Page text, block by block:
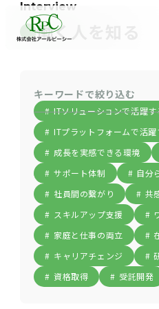
Interview
働く人を知る
キーワードで絞り込む
ITソリューションで活躍
ITプラットフォームで活躍
成長を実感できる環境
サポート体制
自分
社員間の繋がり
共
スキルアップ支援
家庭と仕事の両立
キャリアチェンジ
資格取得
受託開発